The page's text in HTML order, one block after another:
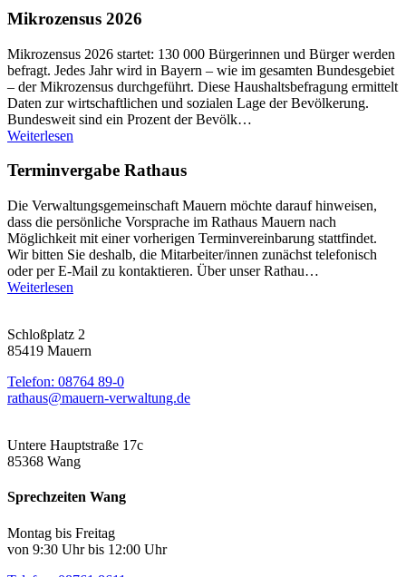
Mikrozensus 2026
Mikrozensus 2026 startet: 130 000 Bürgerinnen und Bürger werden
befragt. Jedes Jahr wird in Bayern – wie im gesamten Bundesgebiet
– der Mikrozensus durchgeführt. Diese Haushaltsbefragung ermittelt
Daten zur wirtschaftlichen und sozialen Lage der Bevölkerung.
Bundesweit sind ein Prozent der Bevölk…
Weiterlesen
Terminvergabe Rathaus
Die Verwaltungsgemeinschaft Mauern möchte darauf hinweisen,
dass die persönliche Vorsprache im Rathaus Mauern nach
Möglichkeit mit einer vorherigen Terminvereinbarung stattfindet.
Wir bitten Sie deshalb, die Mitarbeiter/innen zunächst telefonisch
oder per E-Mail zu kontaktieren. Über unser Rathau…
Weiterlesen
Schloßplatz 2
85419 Mauern
Telefon: 08764 89-0
rathaus@mauern-verwaltung.de
Untere Hauptstraße 17c
85368 Wang
Sprechzeiten Wang
Montag bis Freitag
von 9:30 Uhr bis 12:00 Uhr